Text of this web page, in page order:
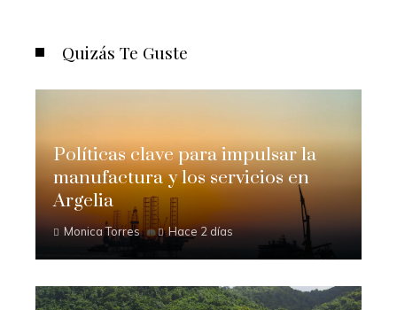
Quizás Te Guste
Políticas clave para impulsar la
manufactura y los servicios en
Argelia
Monica Torres Hace 2 días